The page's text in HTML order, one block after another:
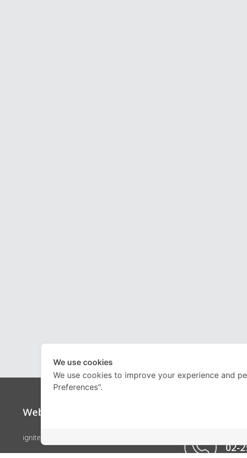
Website
ignite by OnDemand
02-
We use cookies
We use cookies to improve your experience and
Preferences".